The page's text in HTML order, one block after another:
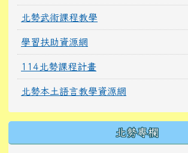
北勢武術課程教學
學習扶助資源網
114北勢課程計畫
北勢本土語言教學資源網
北勢專欄